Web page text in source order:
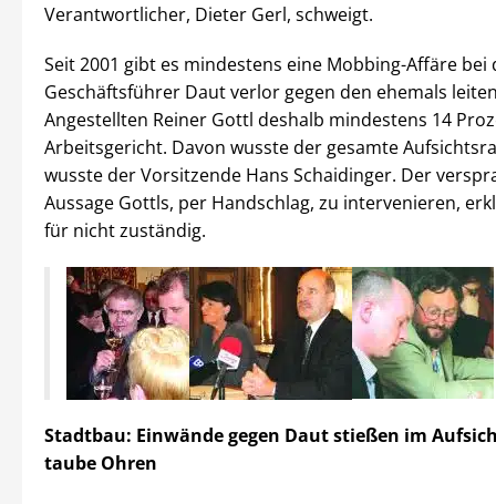
Verantwortlicher, Dieter Gerl, schweigt.
Seit 2001 gibt es mindestens eine Mobbing-Affäre bei
Geschäftsführer Daut verlor gegen den ehemals
Angestellten Reiner Gottl deshalb mindestens 14
Arbeitsgericht. Davon wusste der gesamte
wusste der Vorsitzende Hans Schaidinger. Der
Aussage Gottls, per Handschlag, zu intervenieren,
für nicht zuständig.
Stadtbau: Einwände gegen Daut stießen im
taube Ohren